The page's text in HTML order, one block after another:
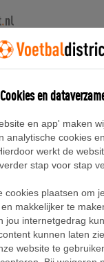
joggingbroek met
Cookies en
en app' maken
analytische cookies
werkt de
stap voor stap
cookies plaatsen om
makkelijker te
jou internetgedrag
kunnen laten
website te